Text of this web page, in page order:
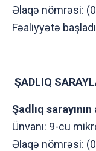
Əlaqə nömrəsi:
Fəaliyyətə
ŞADLIQ
Şadlıq
Ünvanı: 9-cu
Əlaqə nömrəsi: